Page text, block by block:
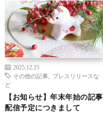
2025.12.25
その他の記事
プレスリリースな
ど
【お知らせ】年末年始の記事
配信予定につきまして